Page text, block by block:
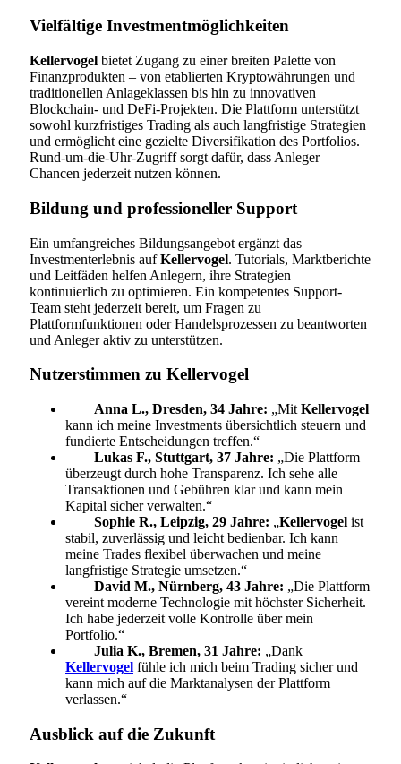
Vielfältige Investmentmöglichkeiten
Kellervogel bietet Zugang zu einer breiten Palette von
Finanzprodukten – von etablierten Kryptowährungen und
traditionellen Anlageklassen bis hin zu innovativen
Blockchain- und DeFi-Projekten. Die Plattform unterstützt
sowohl kurzfristiges Trading als auch langfristige Strategien
und ermöglicht eine gezielte Diversifikation des Portfolios.
Rund-um-die-Uhr-Zugriff sorgt dafür, dass Anleger
Chancen jederzeit nutzen können.
Bildung und professioneller Support
Ein umfangreiches Bildungsangebot ergänzt das
Investmenterlebnis aufKellervogel. Tutorials, Marktberichte
und Leitfäden helfen Anlegern, ihre Strategien
kontinuierlich zu optimieren. Ein kompetentes Support-
Team steht jederzeit bereit, um Fragen zu
Plattformfunktionen oder Handelsprozessen zu beantworten
und Anleger aktiv zu unterstützen.
Nutzerstimmen zu Kellervogel
Anna L., Dresden, 34 Jahre: „Mit Kellervogel
kann ich meine Investments übersichtlich steuern und
fundierte Entscheidungen treffen.“
Lukas F., Stuttgart, 37 Jahre: „Die Plattform
überzeugt durch hohe Transparenz. Ich sehe alle
Transaktionen und Gebühren klar und kann mein
Kapital sicher verwalten.“
Sophie R., Leipzig, 29 Jahre: „Kellervogel ist
stabil, zuverlässig und leicht bedienbar. Ich kann
meine Trades flexibel überwachen und meine
langfristige Strategie umsetzen.“
David M., Nürnberg, 43 Jahre: „Die Plattform
vereint moderne Technologie mit höchster Sicherheit.
Ich habe jederzeit volle Kontrolle über mein
Portfolio.“
Julia K., Bremen, 31 Jahre: „Dank
Kellervogel fühle ich mich beim Trading sicher und
kann mich auf die Marktanalysen der Plattform
verlassen.“
Ausblick auf die Zukunft